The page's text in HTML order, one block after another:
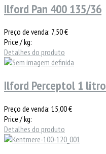
Ilford Pan 400 135/36
Preço de venda: 7,50 €
Price / kg:
Detalhes do produto
Ilford Perceptol 1 litro
Preço de venda: 15,00 €
Price / kg:
Detalhes do produto